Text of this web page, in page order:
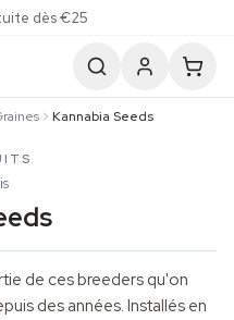
dès €25
Kannabia Seeds
de ces breeders qu'on
des années. Installés en